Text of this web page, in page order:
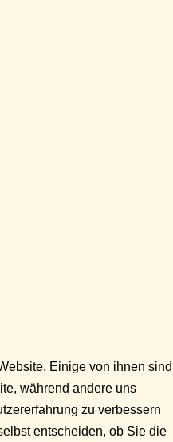
Einige von ihnen sind
während andere uns
zu verbessern
entscheiden, ob Sie die